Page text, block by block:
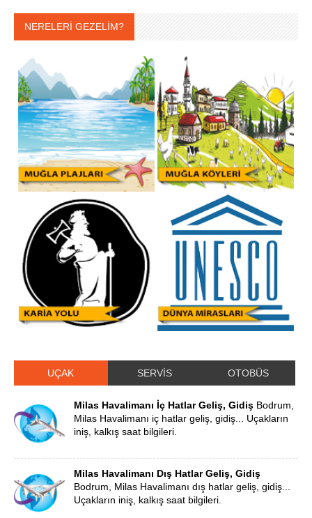
NERELERİ GEZELİM?
UÇAK SERVİS OTOBÜS
Milas Havalimanı İç Hatlar Geliş, Gidiş Bodrum,
Milas Havalimanı iç hatlar geliş, gidiş... Uçakların
iniş, kalkış saat bilgileri.
Milas Havalimanı Dış Hatlar Geliş, Gidiş
Bodrum, Milas Havalimanı dış hatlar geliş, gidiş...
Uçakların iniş, kalkış saat bilgileri.